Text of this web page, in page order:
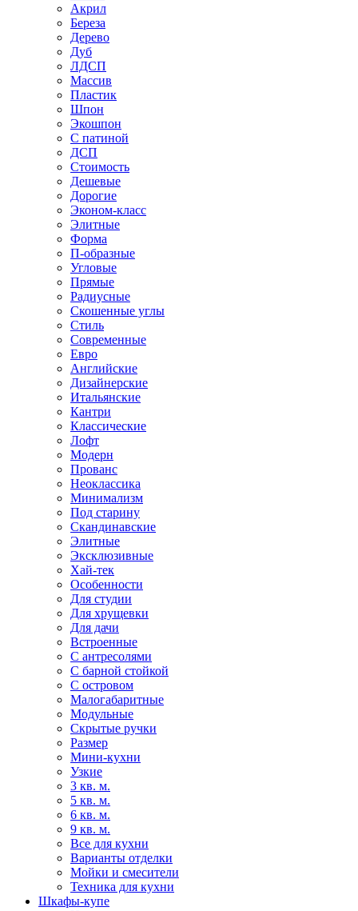
Акрил
Береза
Дерево
Дуб
ЛДСП
Массив
Пластик
Шпон
Экошпон
С патиной
ДСП
Стоимость
Дешевые
Дорогие
Эконом-класс
Элитные
Форма
П-образные
Угловые
Прямые
Радиусные
Скошенные углы
Стиль
Современные
Евро
Английские
Дизайнерские
Итальянские
Кантри
Классические
Лофт
Модерн
Прованс
Неоклассика
Минимализм
Под старину
Скандинавские
Элитные
Эксклюзивные
Хай-тек
Особенности
Для студии
Для хрущевки
Для дачи
Встроенные
С антресолями
С барной стойкой
С островом
Малогабаритные
Модульные
Скрытые ручки
Размер
Мини-кухни
Узкие
3 кв. м.
5 кв. м.
6 кв. м.
9 кв. м.
Все для кухни
Варианты отделки
Мойки и смесители
Техника для кухни
Шкафы-купе